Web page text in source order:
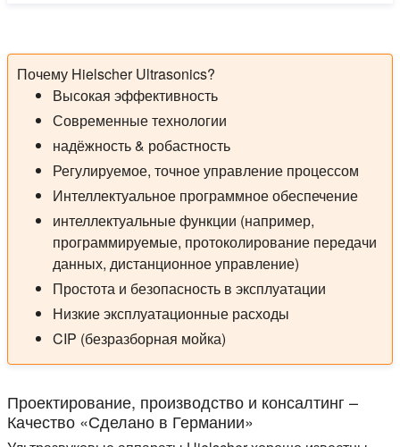
Почему Hielscher Ultrasonics?
Высокая эффективность
Современные технологии
надёжность & робастность
Регулируемое, точное управление процессом
Интеллектуальное программное обеспечение
интеллектуальные функции (например,
программируемые, протоколирование передачи
данных, дистанционное управление)
Простота и безопасность в эксплуатации
Низкие эксплуатационные расходы
CIP (безразборная мойка)
Проектирование, производство и консалтинг –
Качество «Сделано в Германии»